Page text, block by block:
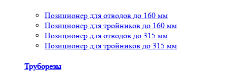
Позиционер для отводов до 160 мм
Позиционер для тройников до 160 мм
Позиционер для отводов до 315 мм
Позиционер для тройников до 315 мм
Труборезы